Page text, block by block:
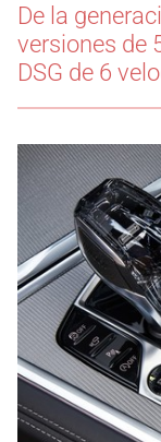
De la
versiones de
DSG de 6